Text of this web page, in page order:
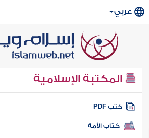
عربي
المكتبة الإسلامية
كتب PDF